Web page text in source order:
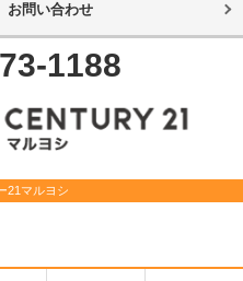
お問い合わせ
1188
21マルヨシ